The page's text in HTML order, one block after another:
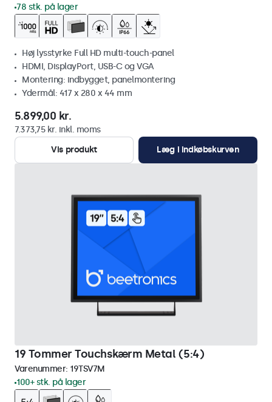
78 stk. på lager
Høj lysstyrke Full HD multi-touch-panel
HDMI, DisplayPort, USB-C og VGA
Montering: indbygget, panelmontering
Ydermål: 417 x 280 x 44 mm
5.899,00 kr.
7.373,75 kr. inkl. moms
Vis produkt
Læg i indkøbskurven
19 Tommer Touchskærm Metal (5:4)
Varenummer: 19TSV7M
100+ stk. på lager